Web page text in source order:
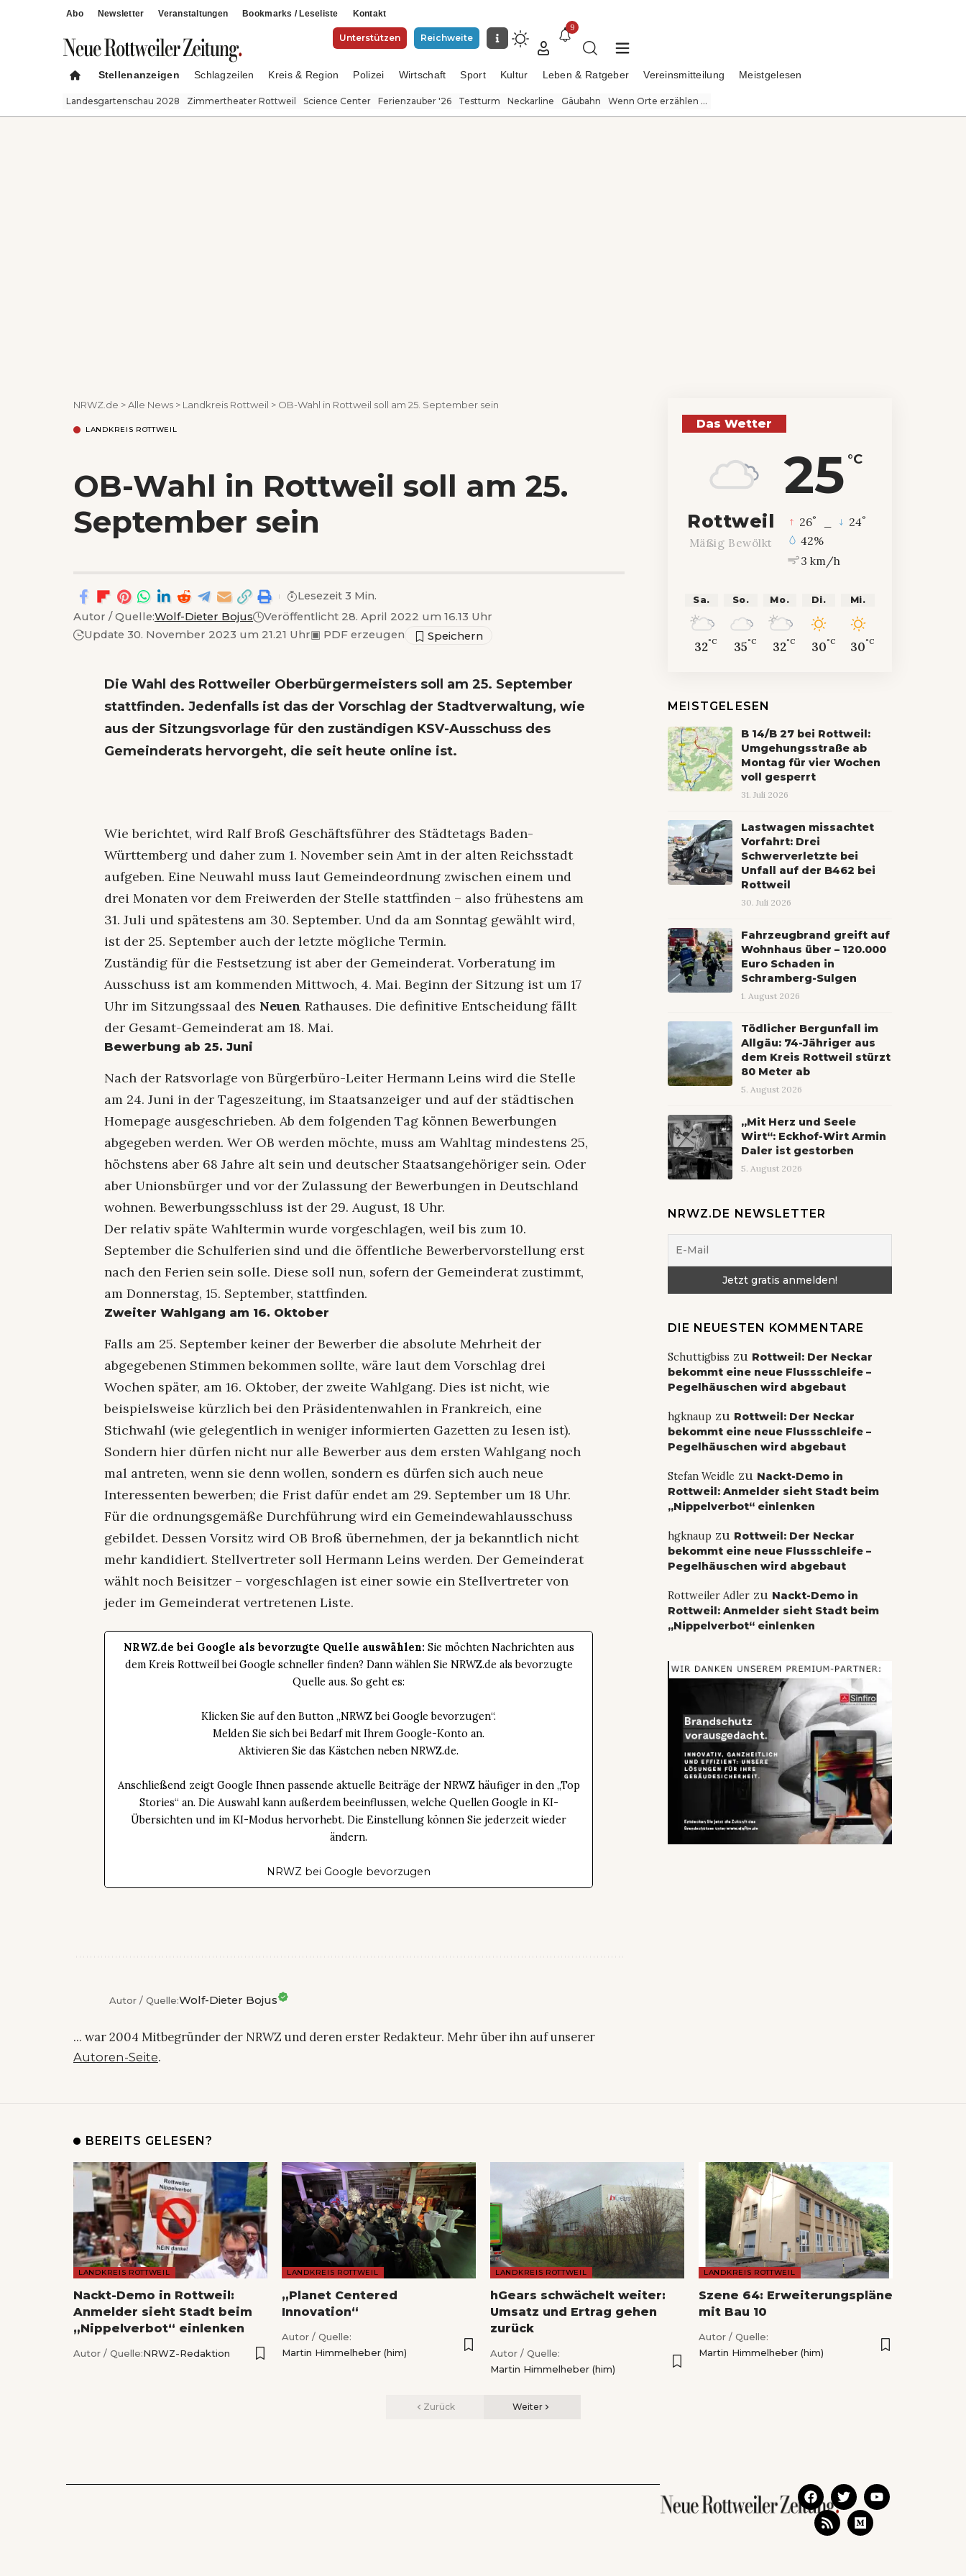
Abo Newsletter Veranstaltungen Bookmarks / Leseliste Kontakt
Unterstützen Reichweite
9
Stellenanzeigen Schlagzeilen Kreis & Region Polizei Wirtschaft Sport Kultur Leben & Ratgeber Vereinsmitteilung Meistgelesen
Landesgartenschau 2028 Zimmertheater Rottweil Science Center Ferienzauber '26 Testturm Neckarline Gäubahn Wenn Orte erzählen ...
NRWZ.de >Alle News > Landkreis Rottweil > OB-Wahl in Rottweil soll am 25. September sein
LANDKREIS ROTTWEIL
OB-Wahl in Rottweil soll am 25.
September sein
Autor / Quelle:Wolf-Dieter Bojus
Veröffentlicht 28. April 2022 um 16.13 Uhr
Update 30. November 2023 um 21.21 Uhr▣ PDF erzeugen
Lesezeit 3 Min.
Die Wahl des Rottweiler Oberbürgermeisters soll am 25. September
stattfinden. Jedenfalls ist das der Vorschlag der Stadtverwaltung, wie
aus der Sitzungsvorlage für den zuständigen KSV-Ausschuss des
Gemeinderats hervorgeht, die seit heute online ist.
Wie berichtet, wird Ralf Broß Geschäftsführer des Städtetags Baden-
Württemberg und daher zum 1. November sein Amt in der alten Reichsstadt
aufgeben. Eine Neuwahl muss laut Gemeindeordnung zwischen einem und
drei Monaten vor dem Freiwerden der Stelle stattfinden – also frühestens am
31. Juli und spätestens am 30. September. Und da am Sonntag gewählt wird,
ist der 25. September auch der letzte mögliche Termin.
Zuständig für die Festsetzung ist aber der Gemeinderat. Vorberatung im
Ausschuss ist am kommenden Mittwoch, 4. Mai. Beginn der Sitzung ist um 17
Uhr im Sitzungssaal des Neuen Rathauses. Die definitive Entscheidung fällt
der Gesamt-Gemeinderat am 18. Mai.
Bewerbung ab 25. Juni
Nach der Ratsvorlage von Bürgerbüro-Leiter Hermann Leins wird die Stelle
am 24. Juni in der Tageszeitung, im Staatsanzeiger und auf der städtischen
Homepage ausgeschrieben. Ab dem folgenden Tag können Bewerbungen
abgegeben werden. Wer OB werden möchte, muss am Wahltag mindestens 25,
höchstens aber 68 Jahre alt sein und deutscher Staatsangehöriger sein. Oder
aber Unionsbürger und vor der Zulassung der Bewerbungen in Deutschland
wohnen. Bewerbungsschluss ist der 29. August, 18 Uhr.
Der relativ späte Wahltermin wurde vorgeschlagen, weil bis zum 10.
September die Schulferien sind und die öffentliche Bewerbervorstellung erst
nach den Ferien sein solle. Diese soll nun, sofern der Gemeinderat zustimmt,
am Donnerstag, 15. September, stattfinden.
Zweiter Wahlgang am 16. Oktober
Falls am 25. September keiner der Bewerber die absolute Mehrheit der
abgegebenen Stimmen bekommen sollte, wäre laut dem Vorschlag drei
Wochen später, am 16. Oktober, der zweite Wahlgang. Dies ist nicht, wie
beispielsweise kürzlich bei den Präsidentenwahlen in Frankreich, eine
Stichwahl (wie gelegentlich in weniger informierten Gazetten zu lesen ist).
Sondern hier dürfen nicht nur alle Bewerber aus dem ersten Wahlgang noch
mal antreten, wenn sie denn wollen, sondern es dürfen sich auch neue
Interessenten bewerben; die Frist dafür endet am 29. September um 18 Uhr.
Für die ordnungsgemäße Durchführung wird ein Gemeindewahlausschuss
gebildet. Dessen Vorsitz wird OB Broß übernehmen, der ja bekanntlich nicht
mehr kandidiert. Stellvertreter soll Hermann Leins werden. Der Gemeinderat
wählt noch Beisitzer – vorgeschlagen ist einer sowie ein Stellvertreter von
jeder im Gemeinderat vertretenen Liste.
NRWZ.de bei Google als bevorzugte Quelle auswählen: Sie möchten Nachrichten aus
dem Kreis Rottweil bei Google schneller finden? Dann wählen Sie NRWZ.de als bevorzugte
Quelle aus. So geht es:
Klicken Sie auf den Button „NRWZ bei Google bevorzugen“.
Melden Sie sich bei Bedarf mit Ihrem Google-Konto an.
Aktivieren Sie das Kästchen neben NRWZ.de.
Anschließend zeigt Google Ihnen passende aktuelle Beiträge der NRWZ häufiger in den „Top
Stories“ an. Die Auswahl kann außerdem beeinflussen, welche Quellen Google in KI-
Übersichten und im KI-Modus hervorhebt. Die Einstellung können Sie jederzeit wieder
ändern.
NRWZ bei Google bevorzugen
Autor / Quelle:Wolf-Dieter Bojus
... war 2004 Mitbegründer der NRWZ und deren erster Redakteur. Mehr über ihn auf unserer
Autoren-Seite.
Das Wetter
25 °C
Rottweil
Mäßig Bewölkt
26° 24°
42%
3 km/h
Sa.
32°C
So.
35°C
Mo.
32°C
Di.
30°C
Mi.
30°C
MEISTGELESEN
B 14/B 27 bei Rottweil:
Umgehungsstraße ab
Montag für vier Wochen
voll gesperrt
31. Juli 2026
Lastwagen missachtet
Vorfahrt: Drei
Schwerverletzte bei
Unfall auf der B462 bei
Rottweil
30. Juli 2026
Fahrzeugbrand greift auf
Wohnhaus über – 120.000
Euro Schaden in
Schramberg-Sulgen
1. August 2026
Tödlicher Bergunfall im
Allgäu: 74-Jähriger aus
dem Kreis Rottweil stürzt
80 Meter ab
5. August 2026
„Mit Herz und Seele
Wirt“: Eckhof-Wirt Armin
Daler ist gestorben
5. August 2026
NRWZ.DE NEWSLETTER
DIE NEUESTEN KOMMENTARE
Schuttigbiss zu Rottweil: Der Neckar
bekommt eine neue Flussschleife –
Pegelhäuschen wird abgebaut
hgknaupzu Rottweil: Der Neckar
bekommt eine neue Flussschleife –
Pegelhäuschen wird abgebaut
Stefan Weidle zu Nackt-Demo in
Rottweil: Anmelder sieht Stadt beim
„Nippelverbot“ einlenken
hgknaupzu Rottweil: Der Neckar
bekommt eine neue Flussschleife –
Pegelhäuschen wird abgebaut
Rottweiler Adlerzu Nackt-Demo in
Rottweil: Anmelder sieht Stadt beim
„Nippelverbot“ einlenken
BEREITS GELESEN?
LANDKREIS ROTTWEIL
Nackt-Demo in Rottweil:
Anmelder sieht Stadt beim
„Nippelverbot“ einlenken
Autor / Quelle:NRWZ-Redaktion
LANDKREIS ROTTWEIL
„Planet Centered
Innovation“
Autor / Quelle:
Martin Himmelheber (him)
LANDKREIS ROTTWEIL
hGears schwächelt weiter:
Umsatz und Ertrag gehen
zurück
Autor / Quelle:
Martin Himmelheber (him)
LANDKREIS ROTTWEIL
Szene 64: Erweiterungspläne
mit Bau 10
Autor / Quelle:
Martin Himmelheber (him)
Zurück Weiter